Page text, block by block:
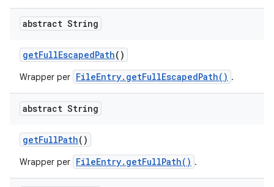
abstract String
getFullEscapedPath()
Wrapper per FileEntry.getFullEscapedPath() .
abstract String
getFullPath()
Wrapper per FileEntry.getFullPath() .